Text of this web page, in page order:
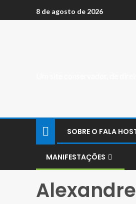
8 de agosto de 2026
SOBRE O FALA
MANIFESTAÇÕES